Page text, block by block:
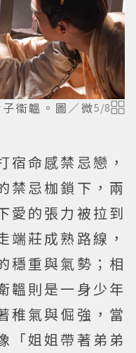
衞韞。圖／微5/8
宿命感禁忌戀，
禁忌枷鎖下，兩
愛的張力被拉到
端莊成熟路線，
穩重與氣勢；相
韞則是一身少年
稚氣與倔強，當
「姐姐帶著弟弟